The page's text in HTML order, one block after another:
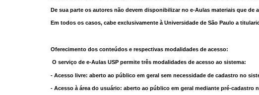
De sua parte os autores não devem disponibilizar no e-Aulas materiais que
Em todos os casos, cabe exclusivamente à Universidade de São Paulo a
Oferecimento dos conteúdos e respectivas modalidades de acesso:
O serviço de e-Aulas USP permite três modalidades de acesso ao sistema:
- Acesso livre: aberto ao público em geral sem necessidade de cadastro no
- Acesso à área do usuário: aberto ao público em geral mediante pré-cadastro